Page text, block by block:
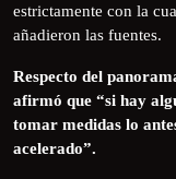
estrictamente con la
añadieron las fuentes.
Respecto del
afirmó que “si hay
tomar medidas lo
acelerado”.